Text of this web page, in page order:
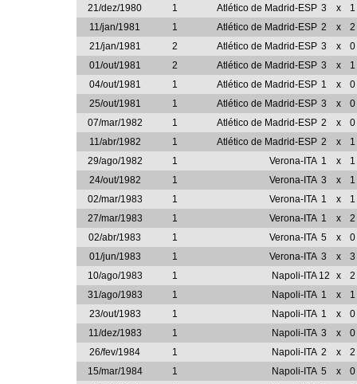
21/dez/1980
1 Atlético de Madrid-ESP 3 x
1
11/jan/1981
1 Atlético de Madrid-ESP 2 x
2
21/jan/1981
2 Atlético de Madrid-ESP 3 x
0
01/out/1981
2 Atlético de Madrid-ESP 3 x
1
04/out/1981
1 Atlético de Madrid-ESP 1 x
0
25/out/1981
1 Atlético de Madrid-ESP 3 x
0
07/mar/1982
1 Atlético de Madrid-ESP 2 x
0
11/abr/1982
1 Atlético de Madrid-ESP 2 x
1
29/ago/1982
1 Verona-ITA 1 x
1
24/out/1982
1 Verona-ITA 3 x
1
02/mar/1983
1 Verona-ITA 1 x
1
27/mar/1983
1 Verona-ITA 1 x
2
02/abr/1983
1 Verona-ITA 5 x
0
01/jun/1983
1 Verona-ITA 3 x
3
10/ago/1983
1 Napoli-ITA 12 x
2
31/ago/1983
1 Napoli-ITA 1 x
1
23/out/1983
1 Napoli-ITA 1 x
0
11/dez/1983
1 Napoli-ITA 3 x
0
26/fev/1984
1 Napoli-ITA 2 x
2
15/mar/1984
1 Napoli-ITA 5 x
0